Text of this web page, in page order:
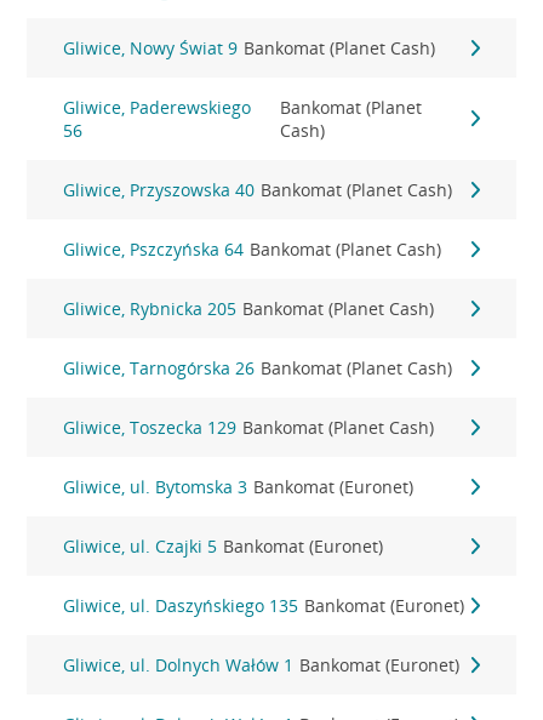
Gliwice, Nowy Świat 9 Bankomat (Planet Cash)
Gliwice, Paderewskiego
56
Bankomat (Planet
Cash)
Gliwice, Przyszowska 40 Bankomat (Planet Cash)
Gliwice, Pszczyńska 64 Bankomat (Planet Cash)
Gliwice, Rybnicka 205 Bankomat (Planet Cash)
Gliwice, Tarnogórska 26 Bankomat (Planet Cash)
Gliwice, Toszecka 129 Bankomat (Planet Cash)
Gliwice, ul. Bytomska 3 Bankomat (Euronet)
Gliwice, ul. Czajki 5 Bankomat (Euronet)
Gliwice, ul. Daszyńskiego 135 Bankomat (Euronet)
Gliwice, ul. Dolnych Wałów 1 Bankomat (Euronet)